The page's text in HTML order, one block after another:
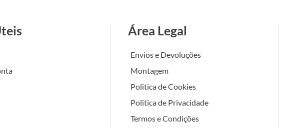
Área Legal
Envios e Devoluções
Montagem
Politica de Cookies
Politica de Privacidade
Termos e Condições